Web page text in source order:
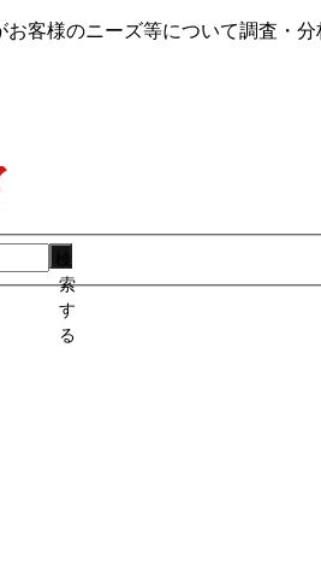
客様のニーズ等について調査・
索
す
る